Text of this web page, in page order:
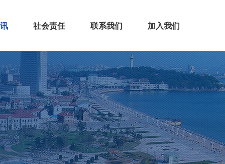
社会责任 联系我们 加入我们